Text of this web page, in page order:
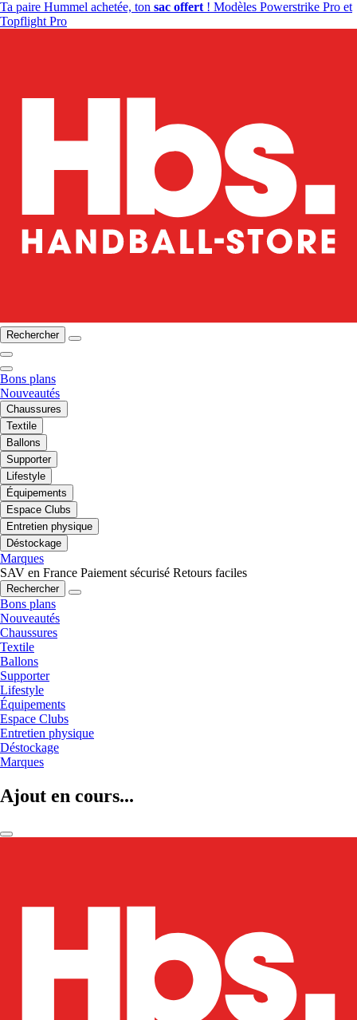
Ta paire Hummel achetée, ton sac offert ! Modèles Powerstrike Pro et
Topflight Pro
Rechercher
Bons plans
Nouveautés
Chaussures
Textile
Ballons
Supporter
Lifestyle
Équipements
Espace Clubs
Entretien physique
Déstockage
Marques
SAV en France Paiement sécurisé Retours faciles
Rechercher
Bons plans
Nouveautés
Chaussures
Textile
Ballons
Supporter
Lifestyle
Équipements
Espace Clubs
Entretien physique
Déstockage
Marques
Ajout en cours...